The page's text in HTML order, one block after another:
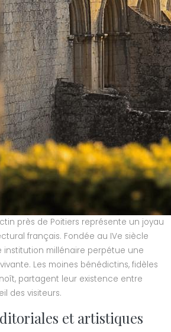
près de Poitiers représente un joyau
français. Fondée au IVe siècle
institution millénaire perpétue une
Les moines bénédictins, fidèles
partagent leur existence entre
des visiteurs.
et artistiques